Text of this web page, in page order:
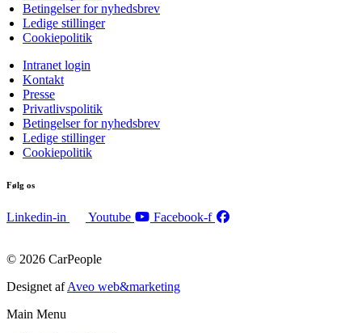
Betingelser for nyhedsbrev
Ledige stillinger
Cookiepolitik
Intranet login
Kontakt
Presse
Privatlivspolitik
Betingelser for nyhedsbrev
Ledige stillinger
Cookiepolitik
Følg os
Linkedin-in Youtube Facebook-f
© 2026 CarPeople
Designet afAveo web&marketing
Main Menu